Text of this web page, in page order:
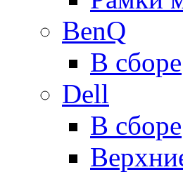
BenQ
В сборе
Dell
В сборе